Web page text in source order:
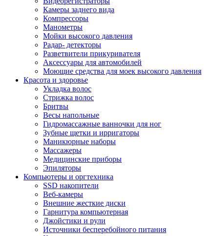
Камеры заднего вида
Компрессоры
Манометры
Мойки высокого давления
Радар- детекторы
Разветвители прикуривателя
Аксессуары для автомобилей
Моющие средства для моек высокого давления
Красота и здоровье
Укладка волос
Стрижка волос
Бритвы
Весы напольные
Гидромассажные ванночки для ног
Зубные щетки и ирригаторы
Маникюрные наборы
Массажеры
Медицинские приборы
Эпиляторы
Компьютеры и оргтехника
SSD накопители
Веб-камеры
Внешние жесткие диски
Гарнитура компьютерная
Джойстики и рули
Источники бесперебойного питания